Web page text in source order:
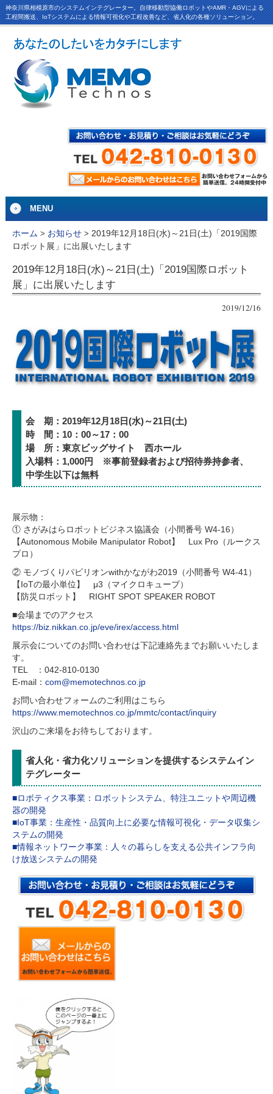
神奈川県相模原市のシステムインテグレーター。自律移動型協働ロボットやAMR・AGVによる
工程間搬送、IoTシステムによる情報可視化や工程改善など、省人化の各種ソリューション。
MENU
ホーム > お知らせ> 2019年12月18日(水)～21日(土)「2019国際
ロボット展」に出展いたします
2019年12月18日(水)～21日(土)「2019国際ロボット
展」に出展いたします
2019/12/16
会 期：2019年12月18日(水)～21日(土)
時 間：10：00～17：00
場 所：東京ビッグサイト 西ホール
入場料：1,000円 ※事前登録者および招待券持参者、
中学生以下は無料
展示物：
① さがみはらロボットビジネス協議会（小間番号 W4-16）
【Autonomous Mobile Manipulator Robot】 Lux Pro（ルークス
プロ）
② モノづくりパビリオンwithかながわ2019（小間番号 W4-41）
【IoTの最小単位】 μ3（マイクロキューブ）
【防災ロボット】 RIGHT SPOT SPEAKER ROBOT
■会場までのアクセス
https://biz.nikkan.co.jp/eve/irex/access.html
展示会についてのお問い合わせは下記連絡先までお願いいたしま
す。
TEL ：042-810-0130
E-mail： com@memotechnos.co.jp
お問い合わせフォームのご利用はこちら
https://www.memotechnos.co.jp/mmtc/contact/inquiry
沢山のご来場をお待ちしております。
省人化・省力化ソリューションを提供するシステムイン
テグレーター
■ロボティクス事業：ロボットシステム、特注ユニットや周辺機
器の開発
■IoT事業：生産性・品質向上に必要な情報可視化・データ収集シ
ステムの開発
■情報ネットワーク事業：人々の暮らしを支える公共インフラ向
け放送システムの開発